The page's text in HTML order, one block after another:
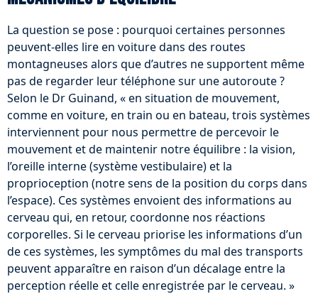
La question se pose : pourquoi certaines personnes
peuvent-elles lire en voiture dans des routes
montagneuses alors que d’autres ne supportent même
pas de regarder leur téléphone sur une autoroute ?
Selon le Dr Guinand, « en situation de mouvement,
comme en voiture, en train ou en bateau, trois systèmes
interviennent pour nous permettre de percevoir le
mouvement et de maintenir notre équilibre : la vision,
l’oreille interne (système vestibulaire) et la
proprioception (notre sens de la position du corps dans
l’espace). Ces systèmes envoient des informations au
cerveau qui, en retour, coordonne nos réactions
corporelles. Si le cerveau priorise les informations d’un
de ces systèmes, les symptômes du mal des transports
peuvent apparaître en raison d’un décalage entre la
perception réelle et celle enregistrée par le cerveau. »